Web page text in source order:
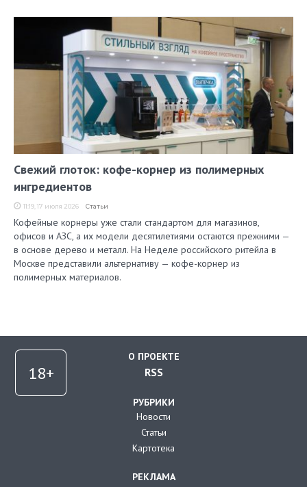
Свежий глоток: кофе-корнер из полимерных
ингредиентов
11:19, 17 июля 2026 Статьи
Кофейные корнеры уже стали стандартом для магазинов,
офисов и АЗС, а их модели десятилетиями остаются прежними —
в основе дерево и металл. На Неделе российского ритейла в
Москве представили альтернативу — кофе-корнер из
полимерных материалов.
О ПРОЕКТЕ
RSS
РУБРИКИ
Новости
Статьи
Картотека
РЕКЛАМА